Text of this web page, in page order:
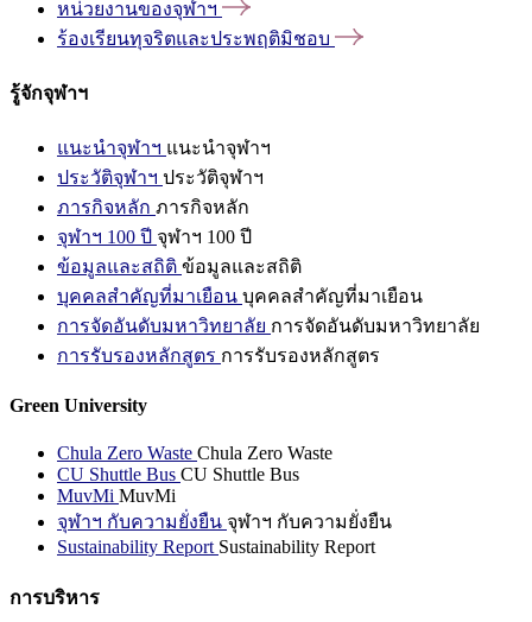
หน่วยงานของจุฬาฯ
ร้องเรียนทุจริตและประพฤติมิชอบ
รู้จักจุฬาฯ
แนะนำจุฬาฯ แนะนำจุฬาฯ
ประวัติจุฬาฯ ประวัติจุฬาฯ
ภารกิจหลัก ภารกิจหลัก
จุฬาฯ 100 ปี จุฬาฯ 100 ปี
ข้อมูลและสถิติ ข้อมูลและสถิติ
บุคคลสำคัญที่มาเยือน บุคคลสำคัญที่มาเยือน
การจัดอันดับมหาวิทยาลัย การจัดอันดับมหาวิทยาลัย
การรับรองหลักสูตร การรับรองหลักสูตร
Green University
Chula Zero Waste Chula Zero Waste
CU Shuttle Bus CU Shuttle Bus
MuvMi MuvMi
จุฬาฯ กับความยั่งยืน จุฬาฯ กับความยั่งยืน
Sustainability Report Sustainability Report
การบริหาร